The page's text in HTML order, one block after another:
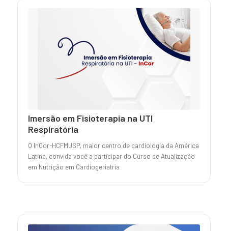
Imersão em Fisioterapia na UTI
Respiratória
O InCor-HCFMUSP, maior centro de cardiologia da América
Latina, convida você a participar do Curso de Atualização
em Nutrição em Cardiogeriatria